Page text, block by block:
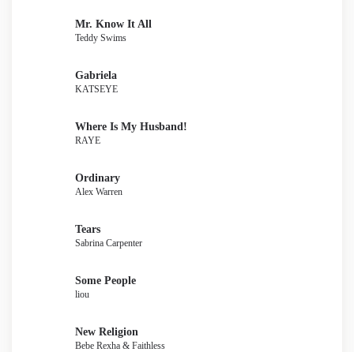
Mr. Know It All
Teddy Swims
Gabriela
KATSEYE
Where Is My Husband!
RAYE
Ordinary
Alex Warren
Tears
Sabrina Carpenter
Some People
liou
New Religion
Bebe Rexha & Faithless